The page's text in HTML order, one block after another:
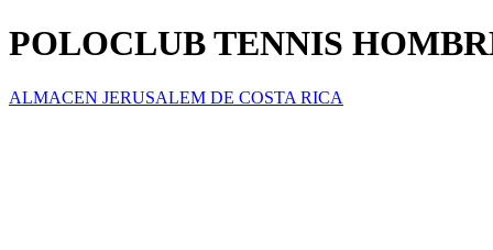
POLOCLUB TENNIS
ALMACEN JERUSALEM DE COSTA RICA